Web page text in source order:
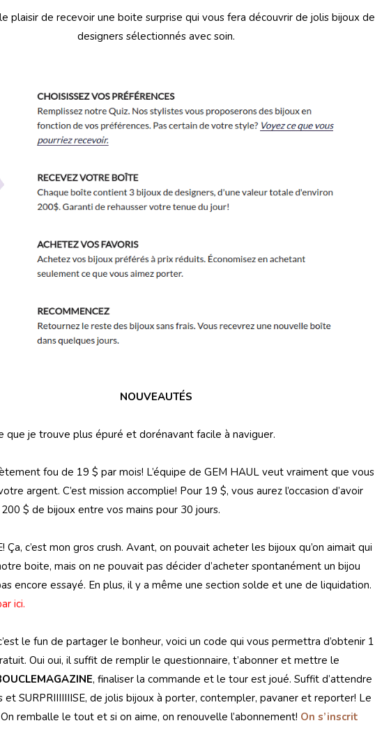
plaisir de recevoir une boite surprise qui vous fera découvrir de jolis bijoux de
designers sélectionnés avec soin.
NOUVEAUTÉS
que je trouve plus épuré et dorénavant facile à naviguer.
fou de 19 $ par mois! L’équipe de GEM HAUL veut vraiment que vous
argent. C’est mission accomplie! Pour 19 $, vous aurez l’occasion d’avoir
$ de bijoux entre vos mains pour 30 jours.
Ça, c’est mon gros crush. Avant, on pouvait acheter les bijoux qu’on aimait qui
boite, mais on ne pouvait pas décider d’acheter spontanément un bijou
encore essayé. En plus, il y a même une section solde et une de liquidation.
ici.
le fun de partager le bonheur, voici un code qui vous permettra d’obtenir 1
Oui oui, il suffit de remplir le questionnaire, t’abonner et mettre le
, finaliser la commande et le tour est joué. Suffit d’attendre
et SURPRIIIIIIISE, de jolis bijoux à porter, contempler, pavaner et reporter! Le
remballe le tout et si on aime, on renouvelle l’abonnement! On s’inscrit